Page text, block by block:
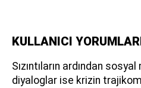
KULLANICI
Sızıntıların ardından
diyaloglar ise krizin